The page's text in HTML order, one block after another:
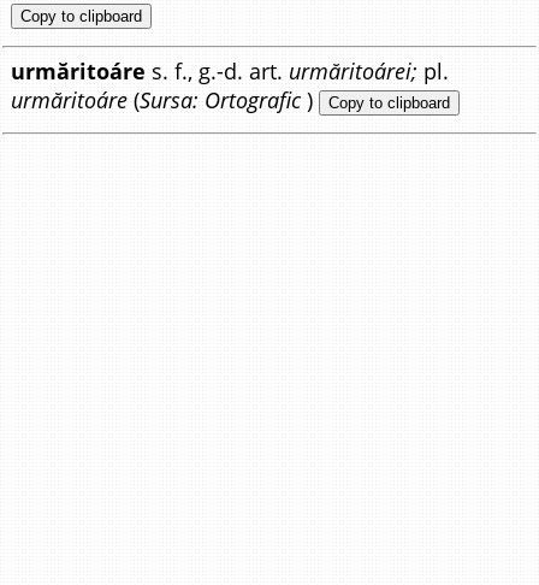
Copy to clipboard
urmăritoáre s. f., g.-d. art. urmăritoárei; pl.
urmăritoáre (Sursa: Ortografic ) Copy to clipboard